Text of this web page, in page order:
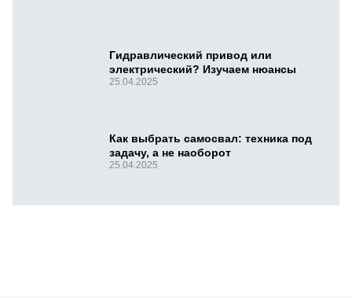
Гидравлический привод или
электрический? Изучаем нюансы
25.04.2025
Как выбрать самосвал: техника под
задачу, а не наоборот
25.04.2025